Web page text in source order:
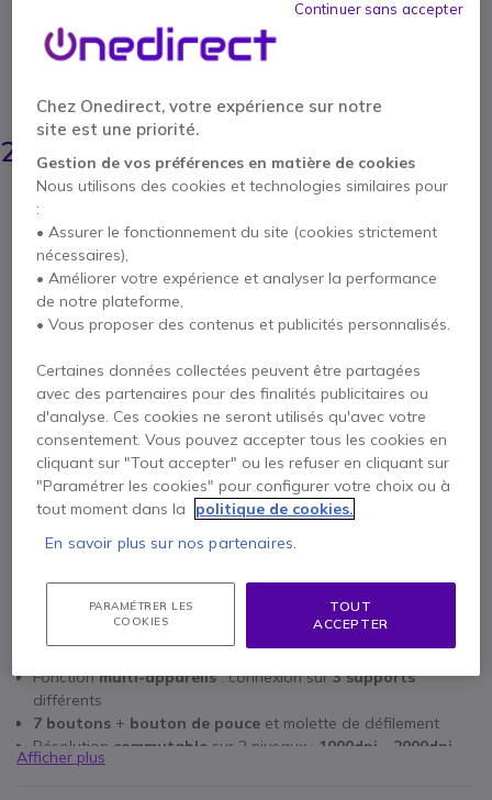
Réf. produit: CHEGENTBT // Réf. fournisseur: JW-7500-2
Souris Bluetooth avec capteur optique, 7
boutons et fonction multi-appareils.
ÉCONOMISEZ 7,00 €
32,95 €
25,95 € HT - 31,14 € TTC
Qté
DEVIS EN 4 HEURES
Épuisé
Livraison :5-7 jours
1 an de garantieconstructeur
Payez en 4 sans frais (7,79 € )Afficher plus
Points Forts
Fonctionmulti-appareils: connexion sur3 supports
différents
7 boutons + bouton de pouce et molette de défilement
Résolution commutable sur 2 niveaux : 1000dpi - 2000dpi
Fonctionnement :
Afficher plus
Chez Onedirect, votre expérience sur notre
site est une priorité.
Gestion de vos préférences en matière de cookies
Nous utilisons des cookies et technologies similaires pour
:
• Assurer le fonctionnement du site (cookies strictement
nécessaires),
• Améliorer votre expérience et analyser la performance
de notre plateforme,
• Vous proposer des contenus et publicités personnalisés.
Certaines données collectées peuvent être partagées
avec des partenaires pour des finalités publicitaires ou
d'analyse. Ces cookies ne seront utilisés qu'avec votre
consentement. Vous pouvez accepter tous les cookies en
cliquant sur "Tout accepter" ou les refuser en cliquant sur
"Paramétrer les cookies" pour configurer votre choix ou à
tout moment dans la
politique de cookies.
En savoir plus sur nos partenaires.
PARAMÉTRER LES
COOKIES
TOUT
ACCEPTER
Continuer sans accepter